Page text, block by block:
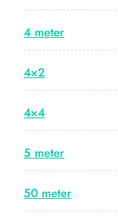
4 meter
4×2
4×4
5 meter
50 meter